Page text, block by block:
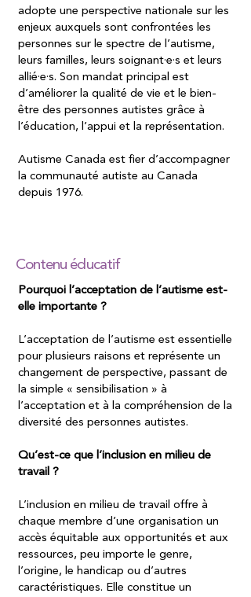
adopte une perspective nationale sur les
enjeux auxquels sont confrontées les
personnes sur le spectre de l’autisme,
leurs familles, leurs soignant·e·s et leurs
allié·e·s. Son mandat principal est
d’améliorer la qualité de vie et le bien-
être des personnes autistes grâce à
l’éducation, l’appui et la représentation.
Autisme Canada est fier d’accompagner
la communauté autiste au Canada
depuis 1976.
Contenu éducatif
Pourquoi l’acceptation de l’autisme est-
elle importante ? ​
L’acceptation de l’autisme est essentielle
pour plusieurs raisons et représente un
changement de perspective, passant de
la simple « sensibilisation » à
l’acceptation et à la compréhension de la
diversité des personnes autistes. ​
Qu’est-ce que l’inclusion en milieu de
travail ?
L’inclusion en milieu de travail offre à
chaque membre d’une organisation un
accès équitable aux opportunités et aux
ressources, peu importe le genre,
l’origine, le handicap ou d’autres
caractéristiques. Elle constitue un